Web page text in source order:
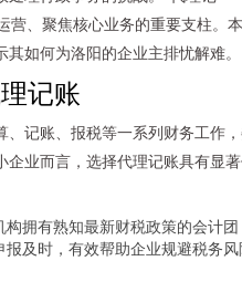
营、聚焦核心业务的重要支柱。
如何为洛阳的企业主排忧解难。
记账
、记账、报税等一系列财务工作
企业而言，选择代理记账具有显
构拥有熟知最新财税政策的会计团
及时，有效帮助企业规避税务风